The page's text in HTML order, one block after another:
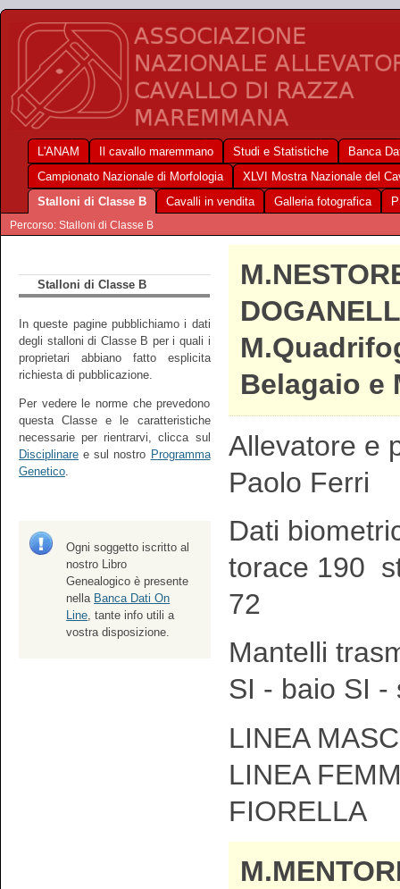
L'ANAM Il cavallo maremmano Studi e Statistiche
Banca
Campionato Nazionale di Morfologia
XLVI Mostra Nazionale del
Stalloni di Classe B
Cavalli in vendita Galleria fotografica
Percorso: Stalloni di Classe B
Stalloni di Classe B
In queste pagine pubblichiamo i dati
degli stalloni di Classe B per i quali i
proprietari abbiano fatto esplicita
richiesta di pubblicazione.
Per vedere le norme che prevedono
questa Classe e le caratteristiche
necessarie per rientrarvi, clicca sul
Disciplinare e sul nostro Programma
Genetico.
Ogni soggetto iscritto al
nostro Libro
Genealogico è presente
nella Banca Dati On
Line , tante info utili a
vostra disposizione.
Belagaio e
Allevatore e
Paolo Ferri
Dati
torace 190
72
Mantelli
SI - baio SI -
LINEA
LINEA
FIORELLA